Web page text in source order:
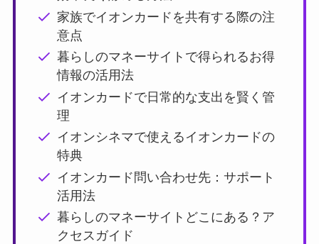
家族でイオンカードを共有する際の注
意点
暮らしのマネーサイトで得られるお得
情報の活用法
イオンカードで日常的な支出を賢く管
理
イオンシネマで使えるイオンカードの
特典
イオンカード問い合わせ先：サポート
活用法
暮らしのマネーサイトどこにある？ア
クセスガイド